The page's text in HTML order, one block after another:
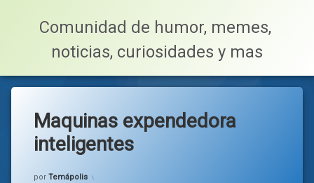
Tabla de puntos
Comunidad de humor, memes,
noticias, curiosidades y mas
Maquinas expendedora
inteligentes
por Temápolis